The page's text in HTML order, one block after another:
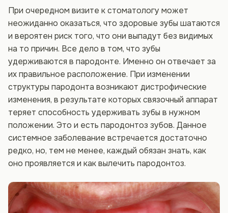
При очередном визите к стоматологу может
неожиданно оказаться, что здоровые зубы шатаются
и вероятен риск того, что они выпадут без видимых
на то причин. Все дело в том, что зубы
удерживаются в пародонте. Именно он отвечает за
их правильное расположение. При изменении
структуры пародонта возникают дистрофические
изменения, в результате которых связочный аппарат
теряет способность удерживать зубы в нужном
положении. Это и есть пародонтоз зубов. Данное
системное заболевание встречается достаточно
редко, но, тем не менее, каждый обязан знать, как
оно проявляется и как вылечить пародонтоз.